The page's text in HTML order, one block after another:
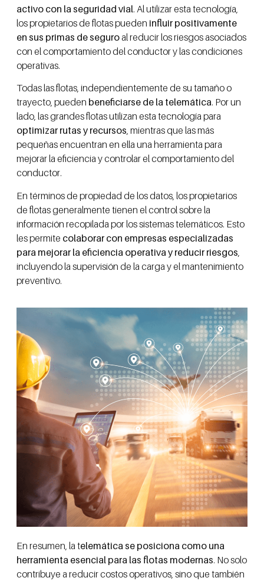
activo con la seguridad vial. Al utilizar esta tecnología,
los propietarios de flotas pueden influir positivamente
en sus primas de seguroal reducir los riesgos asociados
con el comportamiento del conductor y las condiciones
operativas.
Todas las flotas, independientemente de su tamaño o
trayecto, pueden beneficiarse de la telemática. Por un
lado, las grandes flotas utilizan esta tecnología para
optimizar rutas y recursos, mientras que las más
pequeñas encuentran en ella una herramienta para
mejorar la eficiencia y controlar el comportamiento del
conductor.
En términos de propiedad de los datos, los propietarios
de flotas generalmente tienen el control sobre la
información recopilada por los sistemas telemáticos. Esto
les permite colaborar con empresas especializadas
para mejorar la eficiencia operativa y reducir riesgos
incluyendo la supervisión de la carga y el mantenimiento
preventivo.
En resumen, la telemática se posiciona como una
herramienta esencial para las flotas modernas. No solo
contribuye a reducir costos operativos, sino que también